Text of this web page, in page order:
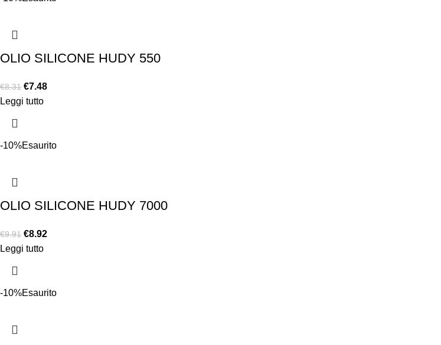
OLIO SILICONE HUDY 550
€8.31 €7.48
Leggi tutto
-10%Esaurito
OLIO SILICONE HUDY 7000
€9.91 €8.92
Leggi tutto
-10%Esaurito